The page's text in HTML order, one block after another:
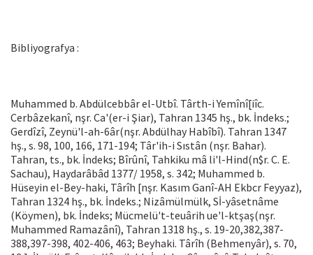
Bibliyografya :
Muhammed b. Abdülcebbâr el-Utbî. Târth-i Yemînî[iîc.
Cerbâzekanî, nşr. Ca'(er-i Şiar), Tah­ran 1345 hş., bk. İndeks.;
Gerdîzî, Zeynü'l-ah-6âr(nşr. Abdülhay Habîbî). Tahran 1347
hş., s. 98, 100, 166, 171-194; Târ'ih-i Sıstân (nşr. Ba­har).
Tahran, ts., bk. İndeks; Bîrûnî, Tahkiku mâ li'l-Hind(n$r. C. E.
Sachau), Haydarâbâd 1377/ 1958, s. 342; Muhammed b.
Hüseyin el-Bey-haki, Târîh [nşr. Kasım Ganî-AH Ekbcr Feyyaz),
Tahran 1324 hş., bk. İndeks.; Nizâmülmülk, Sİ-yâsetnâme
(Köymen), bk. İndeks; Mücmelü't-teuârih ue'l-ktşaş(nşr.
Muhammed Ramazânî), Tahran 1318 hş., s. 19-20,382,387-
388,397-398, 402-406, 463; Beyhaki. Târîh (Behmenyâr), s. 70,